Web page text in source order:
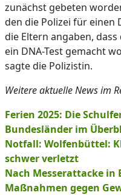
zunächst gebeten
den die Polizei für einen
die Eltern angaben,
ein DNA-Test gemacht
sagte die Polizistin.
Weitere aktuelle News im
Ferien 2025: Die
Bundesländer im
Notfall: Wolfenbüttel:
schwer verletzt
Nach Messerattacke in
Maßnahmen gegen